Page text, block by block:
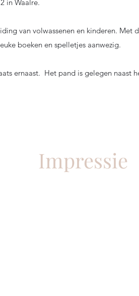
in Waalre.
van volwassenen en kinderen. Met
boeken en spelletjes aanwezig.
ernaast. Het pand is gelegen naast
Impressie